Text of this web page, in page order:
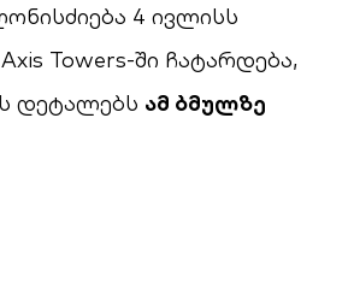
4 ივლისს
Towers-ში ჩატარდება,
დეტალებს ამ ბმულზე